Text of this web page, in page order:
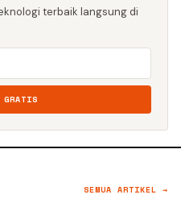
terbaik langsung di
GRATIS
SEMUA ARTIKEL →